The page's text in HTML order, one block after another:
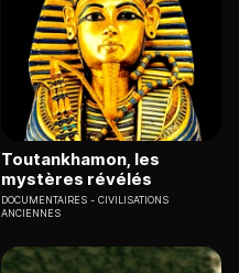
Toutankhamon, les
mystères révélés
DOCUMENTAIRES
CIVILISATIONS
ANCIENNES